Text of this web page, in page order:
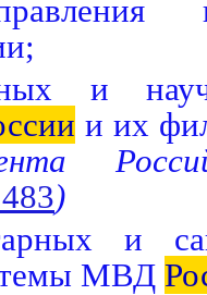
и
и их
)
и
МВД